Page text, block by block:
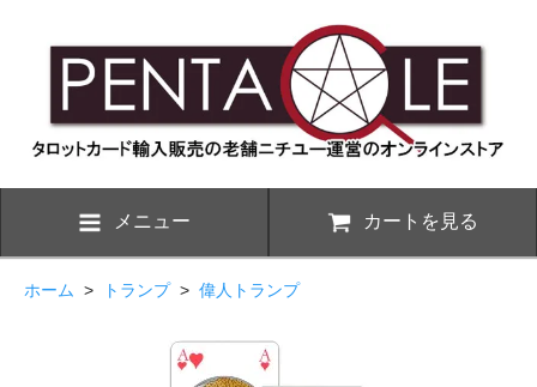
メニュー カートを見る
ホーム > トランプ> 偉人トランプ